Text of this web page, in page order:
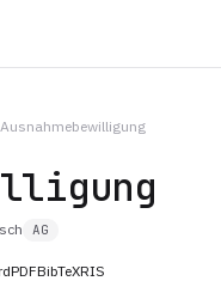
Ausnahmebewilligung
AG
PDFBibTeXRIS